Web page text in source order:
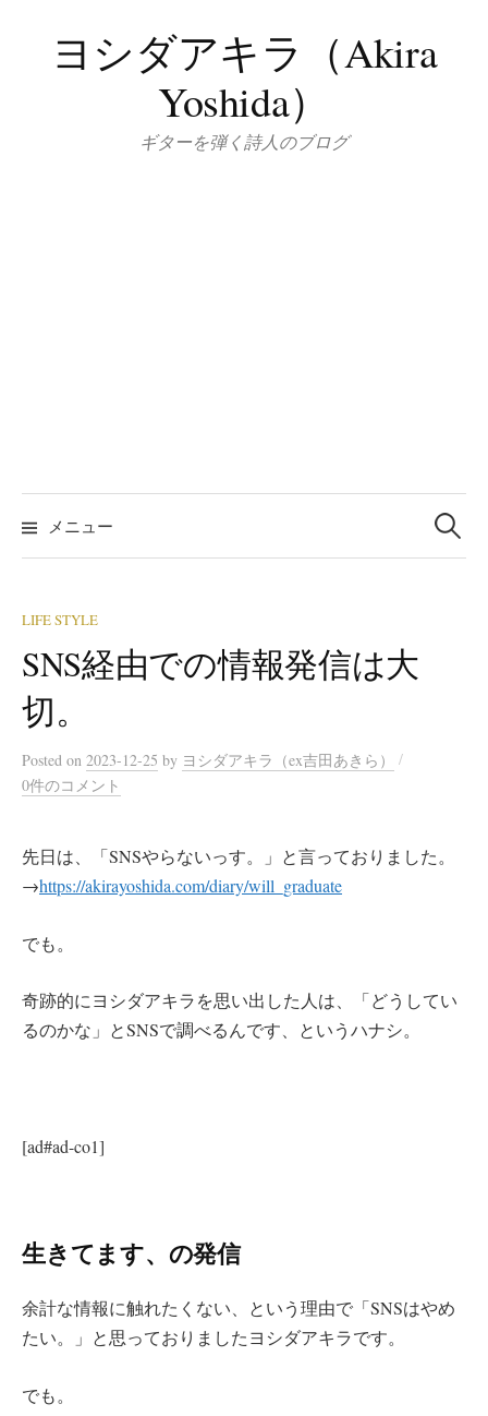
ヨシダアキラ（Akira
Yoshida）
ギターを弾く詩人のブログ
メニュー
検
索:
LIFE STYLE
SNS経由での情報発信は大
切。
Posted on 2023-12-25 by ヨシダアキラ（ex吉田あきら）
/
0件のコメント
先日は、「SNSやらないっす。」と言っておりました。
→https://akirayoshida.com/diary/will_graduate
でも。
奇跡的にヨシダアキラを思い出した人は、「どうしてい
るのかな」とSNSで調べるんです、というハナシ。
[ad#ad-co1]
生きてます、の発信
余計な情報に触れたくない、という理由で「SNSはやめ
たい。」と思っておりましたヨシダアキラです。
でも。